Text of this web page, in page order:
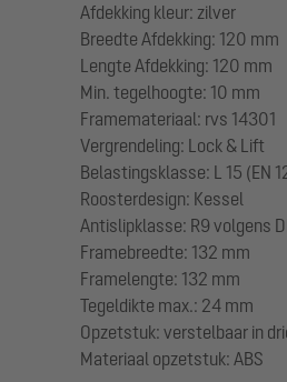
Afdekking kleur: zilver
Breedte Afdekking: 120 mm
Lengte Afdekking: 120 mm
Min. tegelhoogte: 10 mm
Framemateriaal: rvs 14301
Vergrendeling: Lock & Lift
Belastingsklasse: L 15 (EN
Roosterdesign: Kessel
Antislipklasse: R9 volgens
Framebreedte: 132 mm
Framelengte: 132 mm
Tegeldikte max.: 24 mm
Opzetstuk: verstelbaar in